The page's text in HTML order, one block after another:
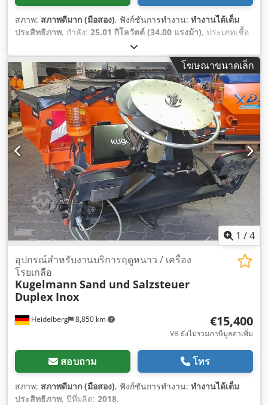
สภาพ: สภาพดีมาก (มือสอง), ฟังก์ชันการทำงาน: ทำงานได้เต็ม
ประสิทธิภาพ, กำลัง: 25.01 กิโลวัตต์ (34.00 แรงม้า), ประเภทเชื้อ
, ประเภทเกียร์:
ชั่วโมงการทำงาน:140 h, อุปกรณ์:ขับเคลื่อนทุกล้อ, จดทะเบียน
รถยนต์, เครื่องปรับอากาศ, ไฮดรอลิก, โฆษณาขนาดเล็ก
1 /4
Heidelberg 8,850 km
อุปกรณ์สำหรับงานบริการฤดูหนาว / เครื่อง
โรยเกลือ
Kugelmann Sand und Salzsteuer
Duplex Inox
€15,400
VB ยังไม่รวมภาษีมูลค่าเพิ่ม
สอบถาม โทร
สภาพ: สภาพดีมาก (มือสอง), ฟังก์ชันการทำงาน: ทำงานได้เต็ม
ประสิทธิภาพ, ปีที่ผลิต: 2018,